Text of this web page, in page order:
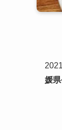
媛